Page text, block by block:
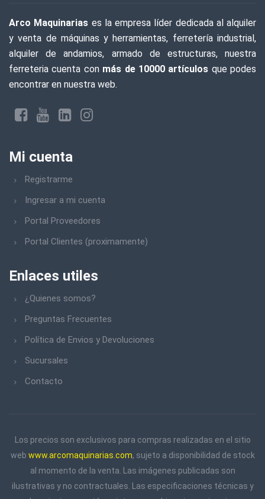
Arco Maquinarias es la empresa líder dedicada al alquiler
y venta de máquinas y herramientas, ferretería industrial,
alquiler de andamios, armado de estructuras, nuestra
ferreteria cuenta con más de 10000 artículos que podes
encontrar en nuestra web.
Mi cuenta
Registrarme
Ingresar a mi cuenta
Portal Proveedores
Portal Clientes (proximamente)
Enlaces utiles
¿Quienes somos?
Preguntas Frecuentes
Política de Envios y Devoluciones
Sucursales
Contacto
Los precios son exclusivos para compras realizadas en el sitio
web www.arcomaquinarias.com, sujeto a disponibilidad de stock
al momento de la venta. Las imágenes publicadas son
ilustrativas y no contractuales. Las especificaciones técnicas y